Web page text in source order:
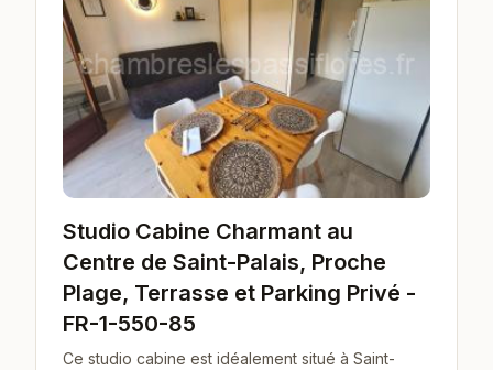
Studio Cabine Charmant au
Centre de Saint-Palais, Proche
Plage, Terrasse et Parking Privé -
FR-1-550-85
Ce studio cabine est idéalement situé à Saint-